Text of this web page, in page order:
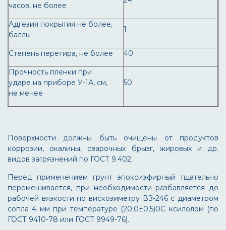
часов, не более
Адгезия покрытия не более,
баллы
1
Степень перетира, не более 40
Прочность пленки при
ударе на приборе У-1А, см,
не менее
50
Поверхности должны быть очищены от продуктов
коррозии, окалины, сварочных брызг, жировых и др.
видов загрязнений по ГОСТ 9.402.
Перед применением грунт эпоксиэфирный тщательно
перемешивается, при необходимости разбавляется до
рабочей вязкости по вискозиметру ВЗ-246 с диаметром
сопла 4 мм при температуре (20,0±0,5)0С ксилолом (по
ГОСТ 9410-78 или ГОСТ 9949-76).